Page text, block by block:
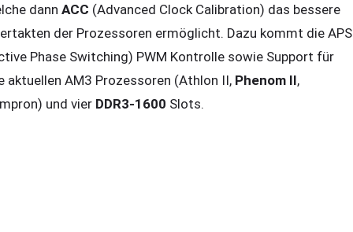
dann ACC (Advanced Clock Calibration) das bessere
der Prozessoren ermöglicht. Dazu kommt die APS
Phase Switching) PWM Kontrolle sowie Support für
aktuellen AM3 Prozessoren (Athlon II, Phenom II,
und vier DDR3-1600 Slots.